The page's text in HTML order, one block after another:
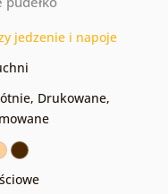
jedzenie i napoje
, Drukowane,